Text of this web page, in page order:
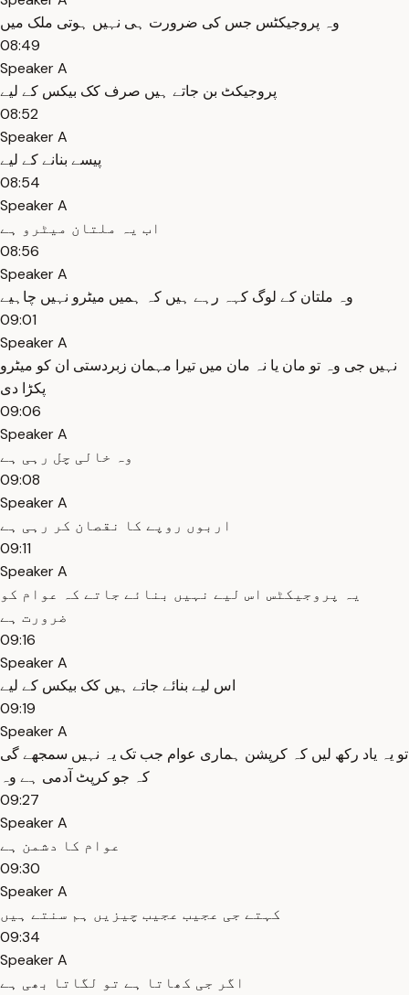
وہ پروجیکٹس جس کی ضرورت ہی نہیں ہوتی ملک میں
08:49
Speaker A
پروجیکٹ بن جاتے ہیں صرف کک بیکس کے لیے
08:52
Speaker A
پیسے بنانے کے لیے
08:54
Speaker A
اب یہ ملتان میٹرو ہے
08:56
Speaker A
وہ ملتان کے لوگ کہہ رہے ہیں کہ ہمیں میٹرو نہیں چاہیے
09:01
Speaker A
نہیں جی وہ تو مان یا نہ مان میں تیرا مہمان زبردستی ان کو میٹرو
پکڑا دی
09:06
Speaker A
وہ خالی چل رہی ہے
09:08
Speaker A
اربوں روپے کا نقصان کر رہی ہے
09:11
Speaker A
یہ پروجیکٹس اس لیے نہیں بنائے جاتے کہ عوام کو
ضرورت ہے
09:16
Speaker A
اس لیے بنائے جاتے ہیں کک بیکس کے لیے
09:19
Speaker A
تو یہ یاد رکھ لیں کہ کرپشن ہماری عوام جب تک یہ نہیں سمجھے گی
کہ جو کرپٹ آدمی ہے وہ
09:27
Speaker A
عوام کا دشمن ہے
09:30
Speaker A
کہتے جی عجیب عجیب چیزیں ہم سنتے ہیں
09:34
Speaker A
اگر جی کھاتا ہے تو لگاتا بھی ہے